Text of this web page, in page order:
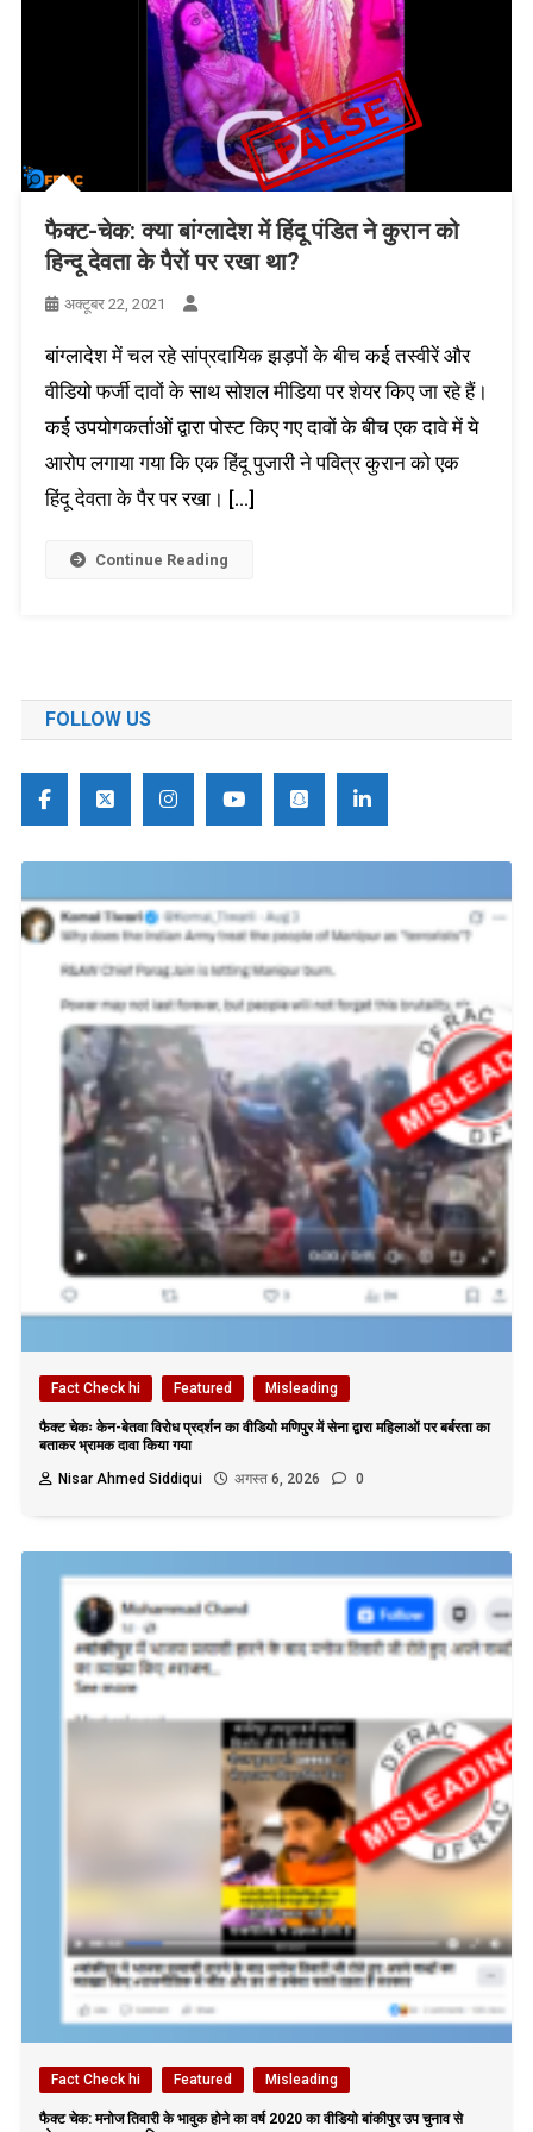
फैक्ट-चेक: क्या बांग्लादेश में हिंदू पंडित ने कुरान को
हिन्दू देवता के पैरों पर रखा था?
अक्टूबर 22, 2021
बांग्लादेश में चल रहे सांप्रदायिक झड़पों के बीच कई तस्वीरें और
वीडियो फर्जी दावों के साथ सोशल मीडिया पर शेयर किए जा रहे हैं।
कई उपयोगकर्ताओं द्वारा पोस्ट किए गए दावों के बीच एक दावे में ये
आरोप लगाया गया कि एक हिंदू पुजारी ने पवित्र कुरान को एक
हिंदू देवता के पैर पर रखा। […]
Continue Reading
FOLLOW US
Fact Check hi Featured Misleading
फैक्ट चेकः केन-बेतवा विरोध प्रदर्शन का वीडियो मणिपुर में सेना द्वारा महिलाओं पर बर्बरता का
बताकर भ्रामक दावा किया गया
Nisar Ahmed Siddiqui
अगस्त 6, 2026 0
Fact Check hi Featured Misleading
फैक्ट चेक: मनोज तिवारी के भावुक होने का वर्ष 2020 का वीडियो बांकीपुर उप चुनाव से